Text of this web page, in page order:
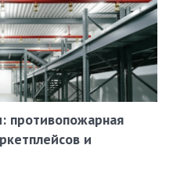
противопожарная
и